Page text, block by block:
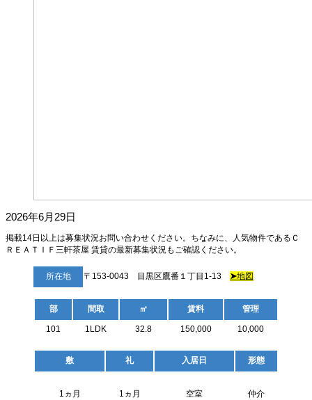
2026年6月29日
掲載14日以上は募集状況お問い合わせください。ちなみに、人気物件であるＣ
ＲＥＡＴＩＦ三軒茶屋 賃貸の最新募集状況もご確認ください。
所在地 〒153-0043 目黒区鷹番１丁目1-13 ➤地図
部 間取 ㎡ 賃料 管理
101 1LDK 32.8 150,000 10,000
敷 礼 入居日 形態
1ヵ月 1ヵ月 空室 仲介